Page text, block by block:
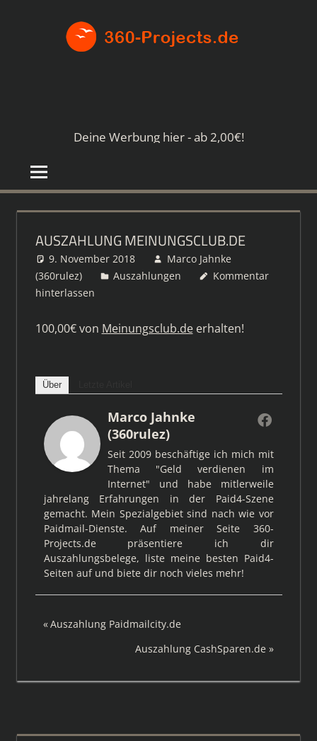
Deine Werbung hier - ab 2,00€!
AUSZAHLUNG MEINUNGSCLUB.DE
9. November 2018
Marco Jahnke
(360rulez)
Auszahlungen
Kommentar
hinterlassen
100,00€ von Meinungsclub.deerhalten!
Über
Marco Jahnke
(360rulez)
Seit 2009 beschäftige ich mich mit
Thema "Geld verdienen im
Internet" und habe mitlerweile
jahrelang Erfahrungen in der Paid4-Szene
gemacht. Mein Spezialgebiet sind nach wie vor
Paidmail-Dienste. Auf meiner Seite 360-
Projects.de präsentiere ich dir
Auszahlungsbelege, liste meine besten Paid4-
Seiten auf und biete dir noch vieles mehr!
Beitragsnavigation
Vorheriger
Auszahlung Paidmailcity.de
Nächster
Auszahlung CashSparen.de